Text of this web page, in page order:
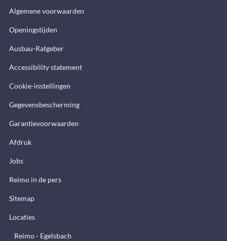
Algemene voorwaarden
Openingstijden
Ausbau-Ratgeber
Accessibility statement
Cookie-instellingen
Gegevensbescherming
Garantievoorwaarden
Afdruk
Jobs
Reimo in de pers
Sitemap
Locaties
Reimo - Egelsbach